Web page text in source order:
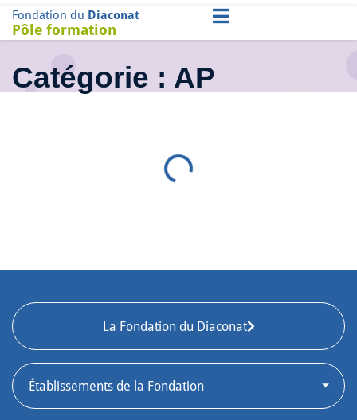
Fondation du Diaconat
Pôle formation
Catégorie : AP
La Fondation du Diaconat